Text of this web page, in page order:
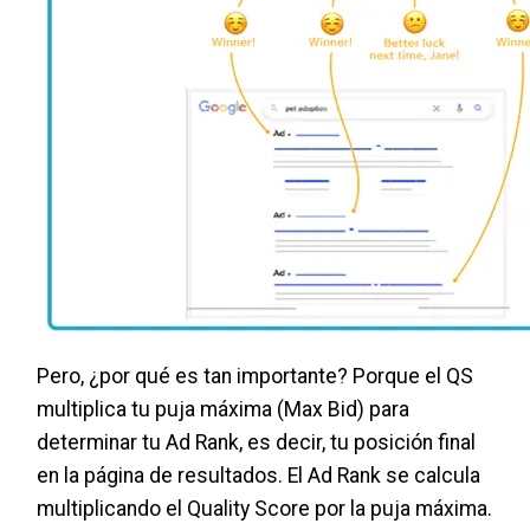
Pero, ¿por qué es tan importante? Porque el QS
multiplica tu puja máxima (Max Bid) para
determinar tu Ad Rank, es decir, tu posición final
en la página de resultados. El Ad Rank se calcula
multiplicando el Quality Score por la puja máxima.